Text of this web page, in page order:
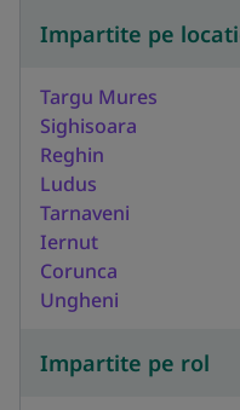
Impartite pe
Targu Mures
Sighisoara
Reghin
Ludus
Tarnaveni
Iernut
Corunca
Ungheni
Impartite pe rol